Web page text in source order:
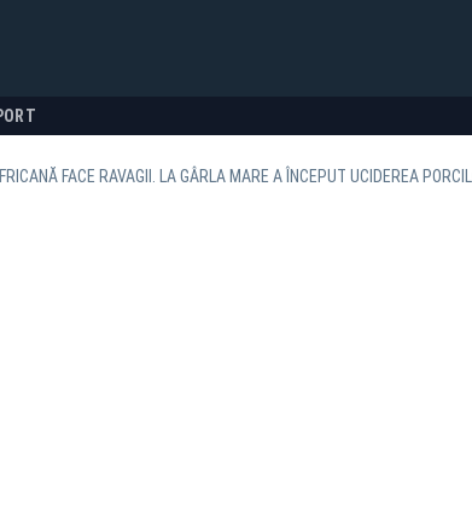
FACE RAVAGII. LA GÂRLA MARE A ÎNCEPUT UCIDEREA